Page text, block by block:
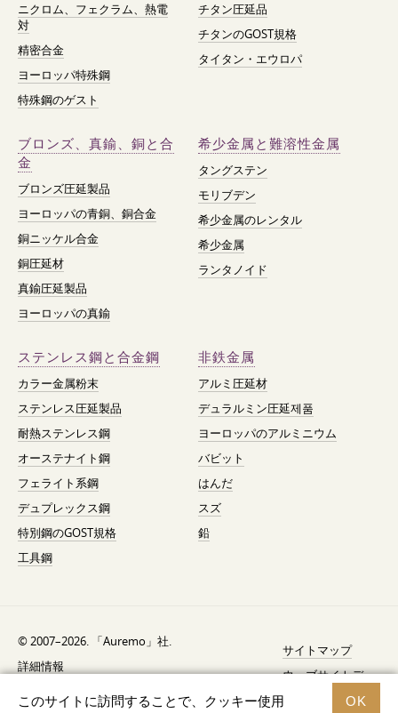
このサイトに訪問することで、クッキー使用
OK
ニクロム、フェクラム、熱電
対
精密合金
ヨーロッパ特殊鋼
特殊鋼のゲスト
チタン圧延品
チタンのGOST規格
タイタン・エウロパ
ブロンズ、真鍮、銅と合
金
ブロンズ圧延製品
ヨーロッパの青銅、銅合金
銅ニッケル合金
銅圧延材
真鍮圧延製品
ヨーロッパの真鍮
希少金属と難溶性金属
タングステン
モリブデン
希少金属のレンタル
希少金属
ランタノイド
ステンレス鋼と合金鋼
カラー金属粉末
ステンレス圧延製品
耐熱ステンレス鋼
オーステナイト鋼
フェライト系鋼
デュプレックス鋼
特別鋼のGOST規格
工具鋼
非鉄金属
アルミ圧延材
デュラルミン圧延제품
ヨーロッパのアルミニウム
バビット
はんだ
スズ
鉛
© 2007–2026. 「Auremo」社.
詳細情報
AGB（利用規約）
サイトマップ
ウェブサイトデ